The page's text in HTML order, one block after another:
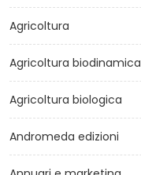
Agricoltura
Agricoltura biodinamica
Agricoltura biologica
Andromeda edizioni